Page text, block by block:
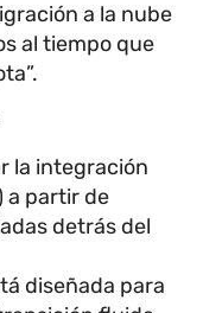
a la nube
al tiempo que
la integración
a partir de
detrás del
diseñada para